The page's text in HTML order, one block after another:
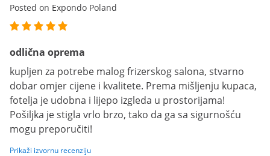
Posted on Expondo Poland
odlična oprema
kupljen za potrebe malog frizerskog salona, stvarno
dobar omjer cijene i kvalitete. Prema mišljenju kupaca,
fotelja je udobna i lijepo izgleda u prostorijama!
Pošiljka je stigla vrlo brzo, tako da ga sa sigurnošću
mogu preporučiti!
Prikaži izvornu recenziju